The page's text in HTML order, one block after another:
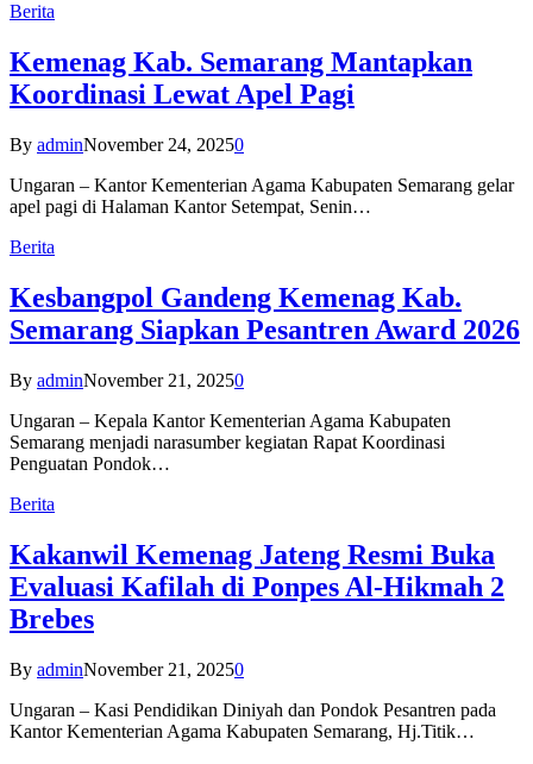
Berita
Kemenag Kab. Semarang Mantapkan
Koordinasi Lewat Apel Pagi
By adminNovember 24, 20250
Ungaran – Kantor Kementerian Agama Kabupaten Semarang gelar
apel pagi di Halaman Kantor Setempat, Senin…
Berita
Kesbangpol Gandeng Kemenag Kab.
Semarang Siapkan Pesantren Award 2026
By adminNovember 21, 20250
Ungaran – Kepala Kantor Kementerian Agama Kabupaten
Semarang menjadi narasumber kegiatan Rapat Koordinasi
Penguatan Pondok…
Berita
Kakanwil Kemenag Jateng Resmi Buka
Evaluasi Kafilah di Ponpes Al-Hikmah 2
Brebes
By adminNovember 21, 20250
Ungaran – Kasi Pendidikan Diniyah dan Pondok Pesantren pada
Kantor Kementerian Agama Kabupaten Semarang, Hj.Titik…